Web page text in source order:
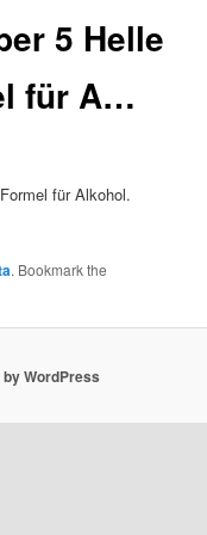
5 Helle
für A…
für Alkohol.
. Bookmark the
WordPress